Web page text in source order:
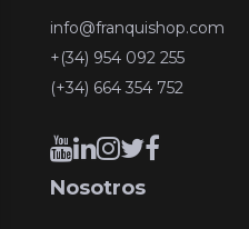
info@franquishop.com
+(34) 954 092 255
(+34) 664 354 752
Nosotros